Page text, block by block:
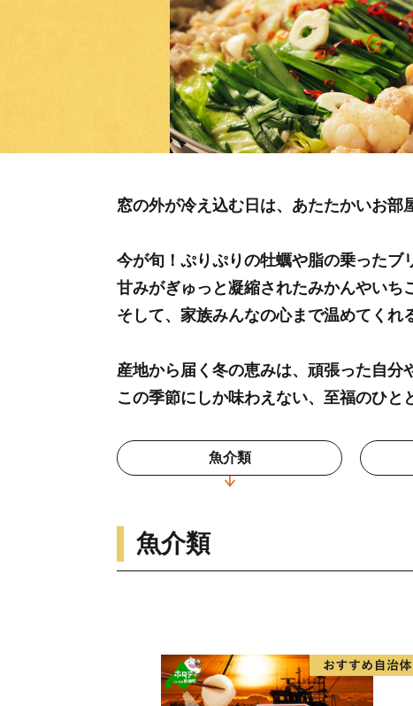
窓の外が冷え込む日は、あたたかいお部
今が旬！ぷりぷりの牡蠣や脂の乗ったブ
甘みがぎゅっと凝縮されたみかんやいち
そして、家族みんなの心まで温めてくれ
産地から届く冬の恵みは、頑張った自分
この季節にしか味わえない、至福のひと
魚介類
魚介類